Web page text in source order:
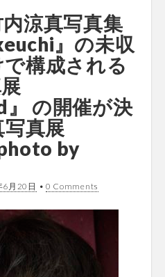
内涼真写真集
』の未収
構成される
』 の開催が決
写真展
by
月20日 • 0 Comments